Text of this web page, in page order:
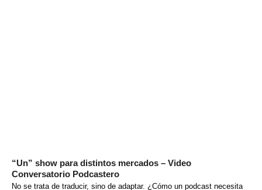
“Un” show para distintos mercados – Video
Conversatorio Podcastero
No se trata de traducir, sino de adaptar. ¿Cómo un podcast necesita